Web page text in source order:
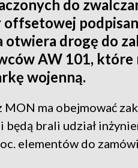
do
otwiera drogę do
AW 101,
wojenną.
MON ma obejmować
będą brali udział
elementów do